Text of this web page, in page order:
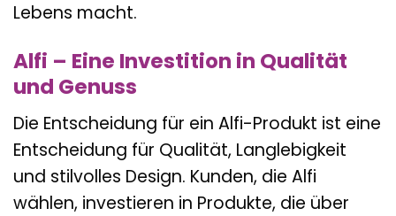
Lebens macht.
Alfi – Eine Investition in Qualität
und Genuss
Die Entscheidung für ein Alfi-Produkt ist eine
Entscheidung für Qualität, Langlebigkeit
und stilvolles Design. Kunden, die Alfi
wählen, investieren in Produkte, die über